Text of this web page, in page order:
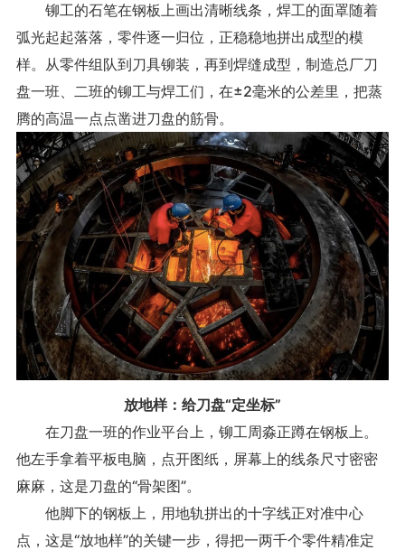
铆工的石笔在钢板上画出清晰线条，焊工的面罩随着
弧光起起落落，零件逐一归位，正稳稳地拼出成型的模
样。从零件组队到刀具铆装，再到焊缝成型，制造总厂刀
盘一班、二班的铆工与焊工们，在±2毫米的公差里，把蒸
腾的高温一点点凿进刀盘的筋骨。
放地样：给刀盘“定坐标”
在刀盘一班的作业平台上，铆工周淼正蹲在钢板上。
他左手拿着平板电脑，点开图纸，屏幕上的线条尺寸密密
麻麻，这是刀盘的“骨架图”。
他脚下的钢板上，用地轨拼出的十字线正对准中心
点，这是“放地样”的关键一步，得把一两千个零件精准定